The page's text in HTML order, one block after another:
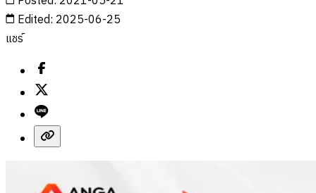
Edited: 2025-06-25
แชร์